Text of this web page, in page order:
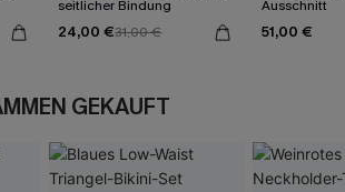
seitlicher Bindung
24,00 €31,00 €
Ausschnitt
51,00 €
GEKAUFT